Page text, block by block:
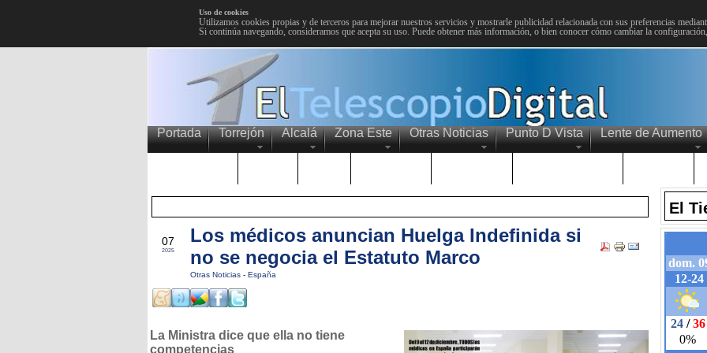
Uso de cookies
Utilizamos cookies propias y de terceros para mejorar nuestros servicios y mostrarle publicidad relacionada con sus preferencias
Si continúa navegando, consideramos que acepta su uso. Puede obtener más información, o bien conocer cómo cambiar la
Portada Torrejón Alcalá Zona Este Otras Noticias Punto D Vista Lente de Aumento
07
2025
Los médicos anuncian Huelga Indefinida si
no se negocia el Estatuto Marco
Otras Noticias - España
La Ministra dice que ella no tiene
competencias
El